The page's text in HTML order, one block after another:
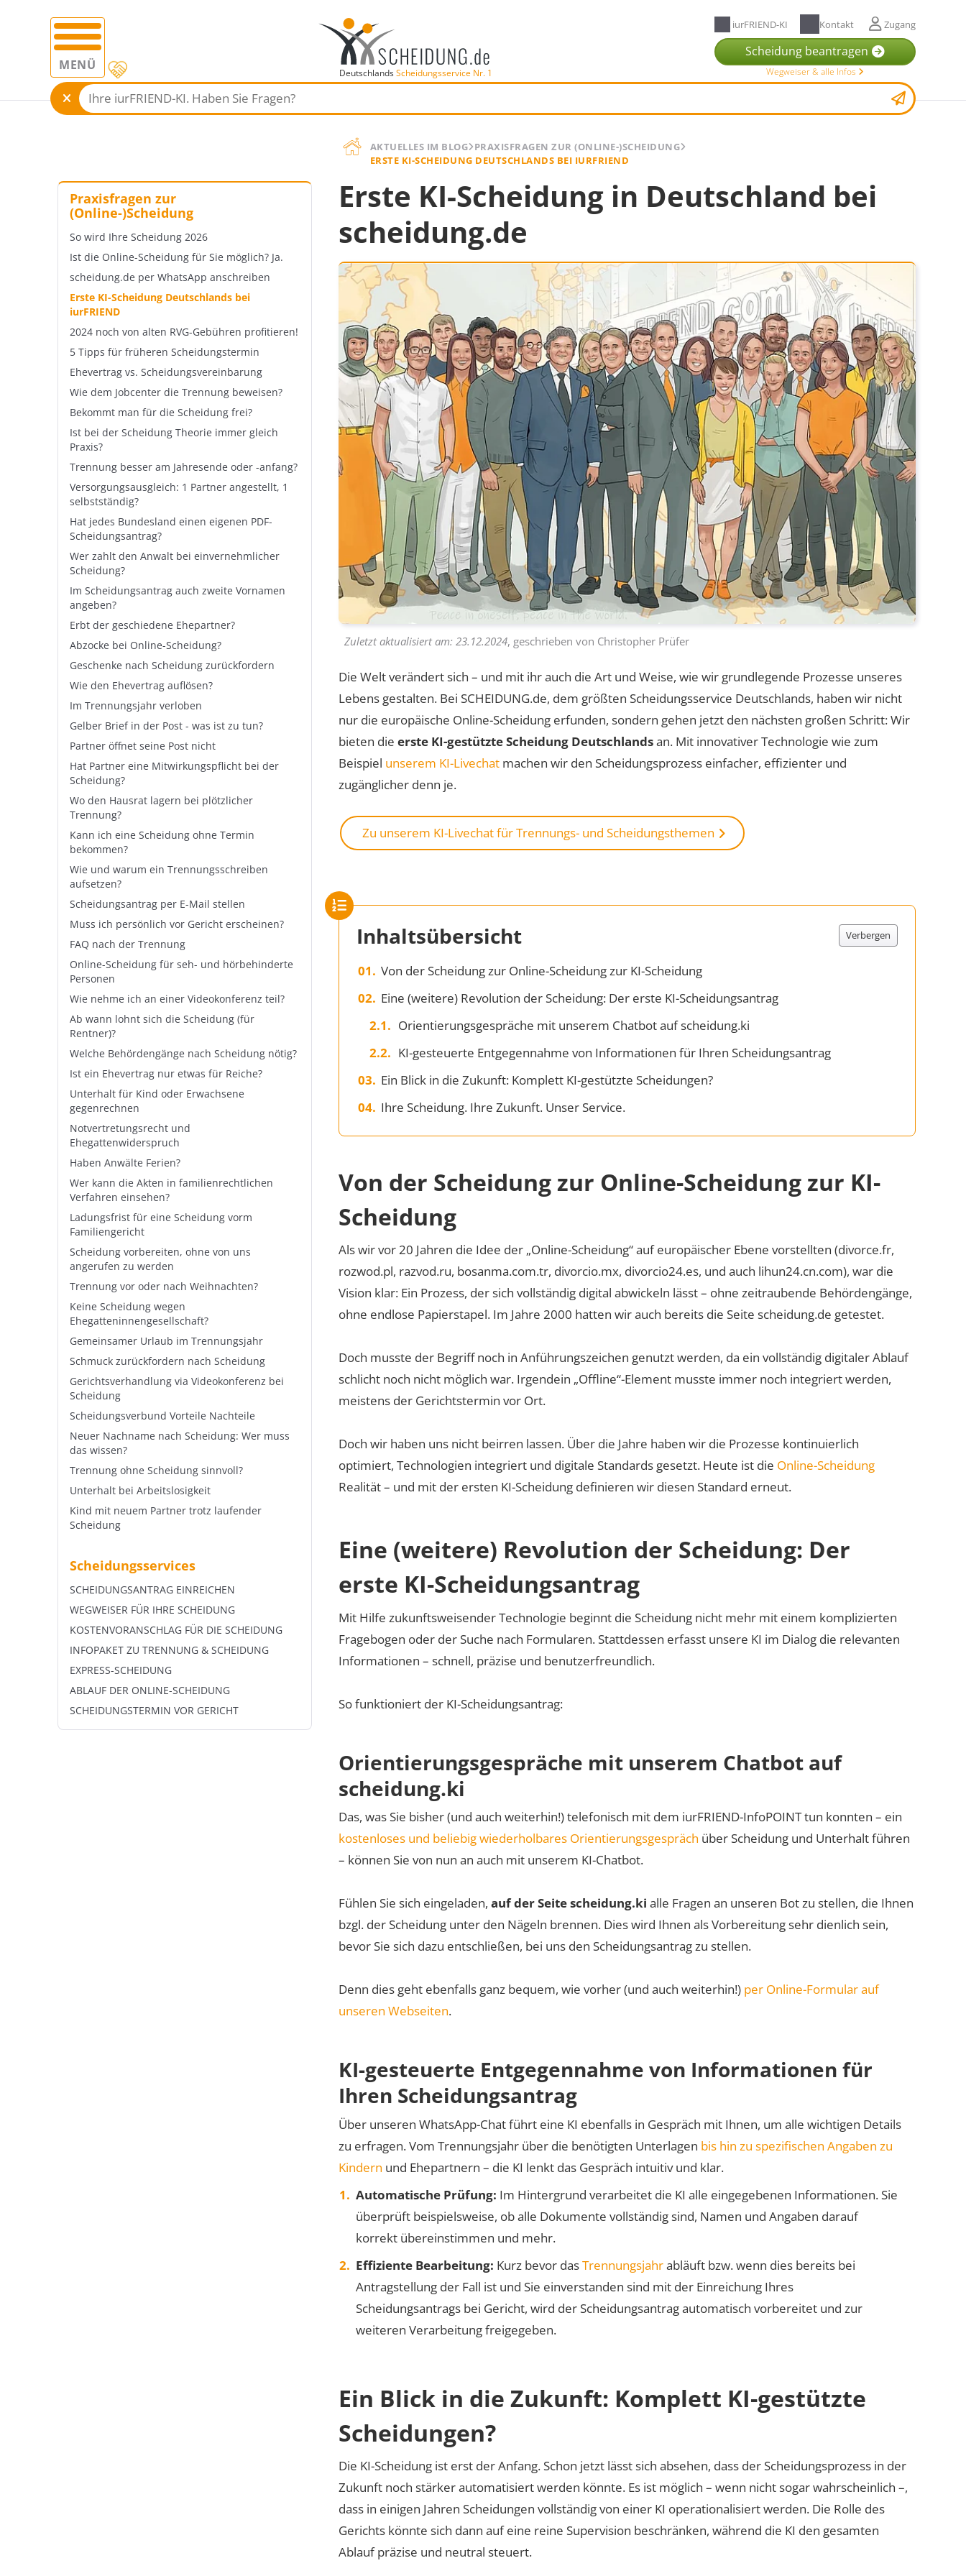
MENÜ DeutschlandsScheidungsservice Nr. 1
iurFRIEND-KI Kontakt Zugang
Scheidung beantragen
Wegweiser & alle Infos
AKTUELLES IM BLOG PRAXISFRAGEN ZUR (ONLINE-)SCHEIDUNG
ERSTE KI-SCHEIDUNG DEUTSCHLANDS BEI IURFRIEND
Praxisfragen zur
(Online-)Scheidung
So wird Ihre Scheidung 2026
Ist die Online-Scheidung für Sie möglich? Ja.
scheidung.de per WhatsApp anschreiben
Erste KI-Scheidung Deutschlands bei
iurFRIEND
2024 noch von alten RVG-Gebühren profitieren!
5 Tipps für früheren Scheidungstermin
Ehevertrag vs. Scheidungsvereinbarung
Wie dem Jobcenter die Trennung beweisen?
Bekommt man für die Scheidung frei?
Ist bei der Scheidung Theorie immer gleich
Praxis?
Trennung besser am Jahresende oder -anfang?
Versorgungsausgleich: 1 Partner angestellt, 1
selbstständig?
Hat jedes Bundesland einen eigenen PDF-
Scheidungsantrag?
Wer zahlt den Anwalt bei einvernehmlicher
Scheidung?
Im Scheidungsantrag auch zweite Vornamen
angeben?
Erbt der geschiedene Ehepartner?
Abzocke bei Online-Scheidung?
Geschenke nach Scheidung zurückfordern
Wie den Ehevertrag auflösen?
Im Trennungsjahr verloben
Gelber Brief in der Post - was ist zu tun?
Partner öffnet seine Post nicht
Hat Partner eine Mitwirkungspflicht bei der
Scheidung?
Wo den Hausrat lagern bei plötzlicher
Trennung?
Kann ich eine Scheidung ohne Termin
bekommen?
Wie und warum ein Trennungsschreiben
aufsetzen?
Scheidungsantrag per E-Mail stellen
Muss ich persönlich vor Gericht erscheinen?
FAQ nach der Trennung
Online-Scheidung für seh- und hörbehinderte
Personen
Wie nehme ich an einer Videokonferenz teil?
Ab wann lohnt sich die Scheidung (für
Rentner)?
Welche Behördengänge nach Scheidung nötig?
Ist ein Ehevertrag nur etwas für Reiche?
Unterhalt für Kind oder Erwachsene
gegenrechnen
Notvertretungsrecht und
Ehegattenwiderspruch
Haben Anwälte Ferien?
Wer kann die Akten in familienrechtlichen
Verfahren einsehen?
Ladungsfrist für eine Scheidung vorm
Familiengericht
Scheidung vorbereiten, ohne von uns
angerufen zu werden
Trennung vor oder nach Weihnachten?
Keine Scheidung wegen
Ehegatteninnengesellschaft?
Gemeinsamer Urlaub im Trennungsjahr
Schmuck zurückfordern nach Scheidung
Gerichtsverhandlung via Videokonferenz bei
Scheidung
Scheidungsverbund Vorteile Nachteile
Neuer Nachname nach Scheidung: Wer muss
das wissen?
Trennung ohne Scheidung sinnvoll?
Unterhalt bei Arbeitslosigkeit
Kind mit neuem Partner trotz laufender
Scheidung
Scheidungsservices
SCHEIDUNGSANTRAG EINREICHEN
WEGWEISER FÜR IHRE SCHEIDUNG
KOSTENVORANSCHLAG FÜR DIE SCHEIDUNG
INFOPAKET ZU TRENNUNG & SCHEIDUNG
EXPRESS-SCHEIDUNG
ABLAUF DER ONLINE-SCHEIDUNG
SCHEIDUNGSTERMIN VOR GERICHT
Erste KI-Scheidung in Deutschland bei
scheidung.de
Zuletzt aktualisiert am:23.12.2024, geschrieben von Christopher Prüfer
Die Welt verändert sich – und mit ihr auch die Art und Weise, wie wir grundlegende Prozesse unseres
Lebens gestalten. Bei SCHEIDUNG.de, dem größten Scheidungsservice Deutschlands, haben wir nicht
nur die europäische Online-Scheidung erfunden, sondern gehen jetzt den nächsten großen Schritt: Wir
bieten dieerste KI-gestützte Scheidung Deutschlandsan. Mit innovativer Technologie wie zum
Beispiel unserem KI-Livechat machen wir den Scheidungsprozess einfacher, effizienter und
zugänglicher denn je.
Zu unserem KI-Livechat für Trennungs- und Scheidungsthemen
Inhaltsübersicht Verbergen
Von der Scheidung zur Online-Scheidung zur KI-Scheidung
Eine (weitere) Revolution der Scheidung: Der erste KI-Scheidungsantrag
Orientierungsgespräche mit unserem Chatbot auf scheidung.ki
KI-gesteuerte Entgegennahme von Informationen für Ihren Scheidungsantrag
Ein Blick in die Zukunft: Komplett KI-gestützte Scheidungen?
Ihre Scheidung. Ihre Zukunft. Unser Service.
Von der Scheidung zur Online-Scheidung zur KI-
Scheidung
Als wir vor 20 Jahren die Idee der „Online-Scheidung“ auf europäischer Ebene vorstellten (divorce.fr,
rozwod.pl, razvod.ru, bosanma.com.tr, divorcio.mx, divorcio24.es, und auch lihun24.cn.com), war die
Vision klar: Ein Prozess, der sich vollständig digital abwickeln lässt – ohne zeitraubende Behördengänge,
ohne endlose Papierstapel. Im Jahre 2000 hatten wir auch bereits die Seite scheidung.de getestet.
Doch musste der Begriff noch in Anführungszeichen genutzt werden, da ein vollständig digitaler Ablauf
schlicht noch nicht möglich war. Irgendein „Offline“-Element musste immer noch integriert werden,
meistens der Gerichtstermin vor Ort.
Doch wir haben uns nicht beirren lassen. Über die Jahre haben wir die Prozesse kontinuierlich
optimiert, Technologien integriert und digitale Standards gesetzt. Heute ist die Online-Scheidung
Realität – und mit der ersten KI-Scheidung definieren wir diesen Standard erneut.
Eine (weitere) Revolution der Scheidung: Der
erste KI-Scheidungsantrag
Mit Hilfe zukunftsweisender Technologie beginnt die Scheidung nicht mehr mit einem komplizierten
Fragebogen oder der Suche nach Formularen. Stattdessen erfasst unsere KI im Dialog die relevanten
Informationen – schnell, präzise und benutzerfreundlich.
So funktioniert der KI-Scheidungsantrag:
Orientierungsgespräche mit unserem Chatbot auf
scheidung.ki
Das, was Sie bisher (und auch weiterhin!) telefonisch mit dem iurFRIEND-InfoPOINT tun konnten – ein
kostenloses und beliebig wiederholbares Orientierungsgespräch über Scheidung und Unterhalt führen
– können Sie von nun an auch mit unserem KI-Chatbot.
Fühlen Sie sich eingeladen,auf der Seite scheidung.ki alle Fragen an unseren Bot zu stellen, die Ihnen
bzgl. der Scheidung unter den Nägeln brennen. Dies wird Ihnen als Vorbereitung sehr dienlich sein,
bevor Sie sich dazu entschließen, bei uns den Scheidungsantrag zu stellen.
Denn dies geht ebenfalls ganz bequem, wie vorher (und auch weiterhin!) per Online-Formular auf
unseren Webseiten.
KI-gesteuerte Entgegennahme von Informationen für
Ihren Scheidungsantrag
Über unseren WhatsApp-Chat führt eine KI ebenfalls in Gespräch mit Ihnen, um alle wichtigen Details
zu erfragen. Vom Trennungsjahr über die benötigten Unterlagen bis hin zu spezifischen Angaben zu
Kindern und Ehepartnern – die KI lenkt das Gespräch intuitiv und klar.
Automatische Prüfung: Im Hintergrund verarbeitet die KI alle eingegebenen Informationen. Sie
überprüft beispielsweise, ob alle Dokumente vollständig sind, Namen und Angaben darauf
korrekt übereinstimmen und mehr.
Effiziente Bearbeitung: Kurz bevor dasTrennungsjahrabläuft bzw. wenn dies bereits bei
Antragstellung der Fall ist und Sie einverstanden sind mit der Einreichung Ihres
Scheidungsantrags bei Gericht, wird der Scheidungsantrag automatisch vorbereitet und zur
weiteren Verarbeitung freigegeben.
Ein Blick in die Zukunft: Komplett KI-gestützte
Scheidungen?
Die KI-Scheidung ist erst der Anfang. Schon jetzt lässt sich absehen, dass der Scheidungsprozess in der
Zukunft noch stärker automatisiert werden könnte. Es ist möglich – wenn nicht sogar wahrscheinlich –,
dass in einigen Jahren Scheidungen vollständig von einer KI operationalisiert werden. Die Rolle des
Gerichts könnte sich dann auf eine reine Supervision beschränken, während die KI den gesamten
Ablauf präzise und neutral steuert.